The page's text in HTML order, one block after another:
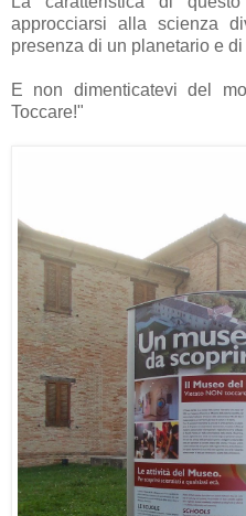
approcciarsi alla scienza
presenza di un planetario e
E non dimenticatevi del
Toccare!"